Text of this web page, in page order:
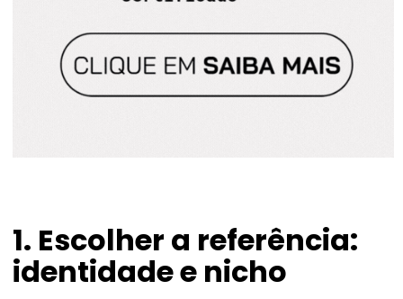
1. Escolher a referência:
identidade e nicho